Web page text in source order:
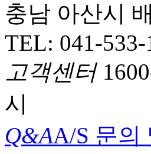
충남 아산시
TEL: 041-
고객센터
시
Q&AA/S 문의